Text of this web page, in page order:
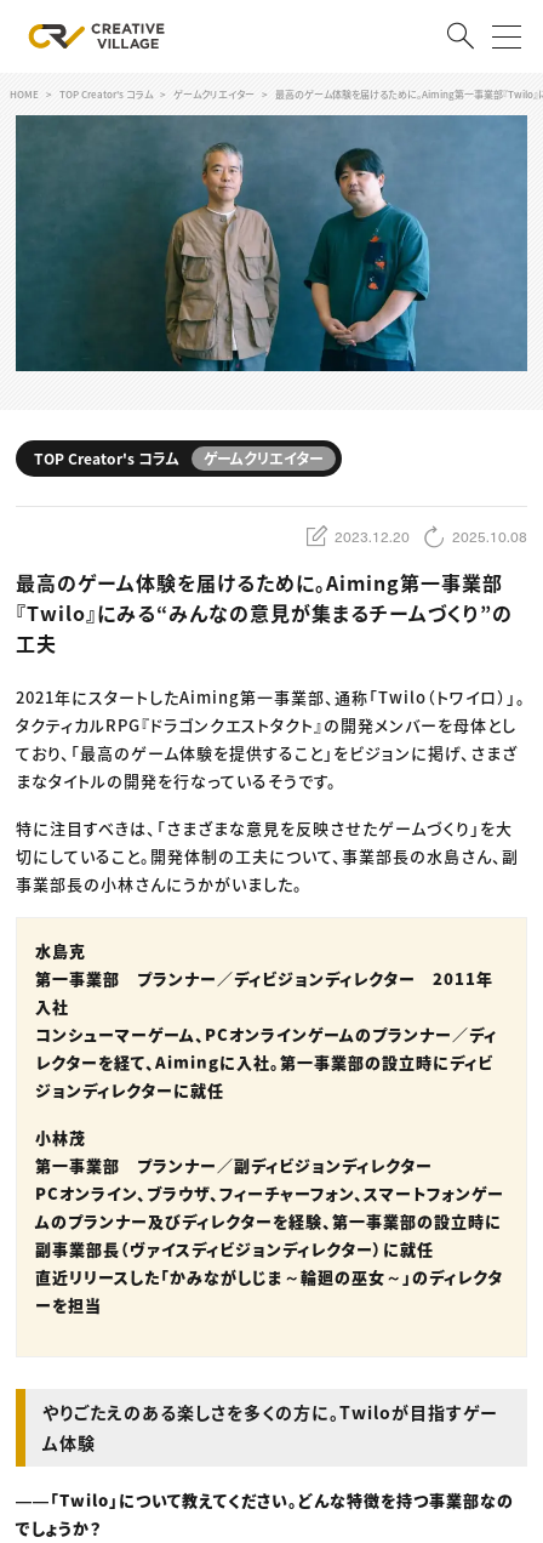
会員登録
クリエイター求人を探す
CREATIVE JOB求人検索
採用説明会
スキルアップしたい！
デザイン
編集・ライティング
マーケティング
ディレクション
業界解説・キャリア事情
お役立ち基礎知識
TOP Creator’s コラム
Webクリエイター
アプリクリエイター
ゲームクリエイター
映像クリエイター
マーケッター
C＆R Magazine
セミナー
ニュース・トレンド
Web
映像
ゲーム・エンタメ
広告
出版
CREATIVE VILLAGEからのお知らせ
プロフェッショナル×つながる×メディア
HOME TOP Creator's コラム ゲームクリエイター 最高のゲーム体験を届けるために。Aiming第一事業部『Twilo
TOP Creator's コラム ゲームクリエイター
2023.12.20 2025.10.08
最高のゲーム体験を届けるために。Aiming第一事業部
『Twilo』にみる“みんなの意見が集まるチームづくり”の
工夫
2021年にスタートしたAiming第一事業部、通称「Twilo（トワイロ）」。
タクティカルRPG『ドラゴンクエストタクト』の開発メンバーを母体とし
ており、「最高のゲーム体験を提供すること」をビジョンに掲げ、さまざ
まなタイトルの開発を行なっているそうです。
特に注目すべきは、「さまざまな意見を反映させたゲームづくり」を大
切にしていること。開発体制の工夫について、事業部長の水島さん、副
事業部長の小林さんにうかがいました。
水島克
第一事業部 プランナー／ディビジョンディレクター 2011年
入社
コンシューマーゲーム、PCオンラインゲームのプランナー／ディ
レクターを経て、Aimingに入社。第一事業部の設立時にディビ
ジョンディレクターに就任
小林茂
第一事業部 プランナー／副ディビジョンディレクター
PCオンライン、ブラウザ、フィーチャーフォン、スマートフォンゲー
ムのプランナー及びディレクターを経験、第一事業部の設立時に
副事業部長（ヴァイスディビジョンディレクター）に就任
直近リリースした「かみながしじま～輪廻の巫女～」のディレクタ
ーを担当
やりごたえのある楽しさを多くの方に。Twiloが目指すゲー
ム体験
――「Twilo」について教えてください。どんな特徴を持つ事業部なの
でしょうか？